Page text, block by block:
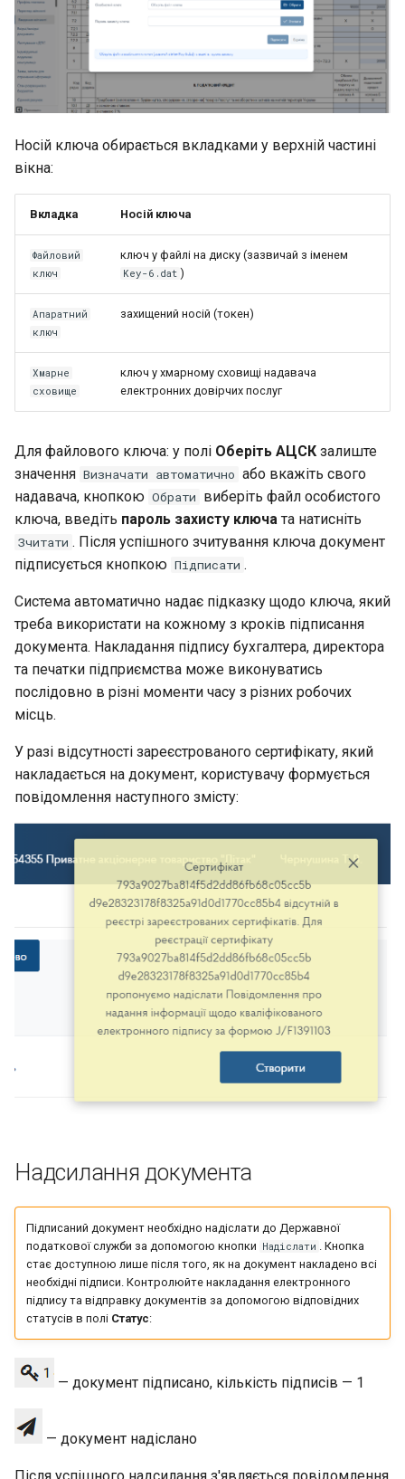
Носій ключа обирається вкладками у верхній частині
вікна:
Вкладка Носій ключа
Файловий
ключ
ключ у файлі на диску (зазвичай з іменем
Key-6.dat )
Апаратний
ключ
захищений носій (токен)
Хмарне
сховище
ключ у хмарному сховищі надавача
електронних довірчих послуг
Для файлового ключа: у полі Оберіть АЦСК залиште
значення Визначати автоматично або вкажіть свого
надавача, кнопкою Обрати виберіть файл особистого
ключа, введіть пароль захисту ключа та натисніть
Зчитати . Після успішного зчитування ключа документ
підписується кнопкою Підписати .
Система автоматично надає підказку щодо ключа, який
треба використати на кожному з кроків підписання
документа. Накладання підпису бухгалтера, директора
та печатки підприємства може виконуватись
послідовно в різні моменти часу з різних робочих
місць.
У разі відсутності зареєстрованого сертифікату, який
накладається на документ, користувачу формується
повідомлення наступного змісту:
Надсилання документа
Підписаний документ необхідно надіслати до Державної
податкової служби за допомогою кнопки Надіслати
. Кнопка
стає доступною лише після того, як на документ накладено всі
необхідні підписи. Контролюйте накладання електронного
підпису та відправку документів за допомогою відповідних
статусів в полі Статус:
— документ підписано, кількість підписів — 1
— документ надіслано